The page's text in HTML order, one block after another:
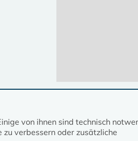
Diese Seite gehört
Evangelische Kirche in
von ihnen sind technisch
verbessern oder zusätzliche